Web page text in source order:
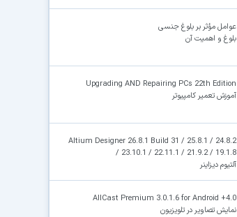
عوامل مؤثر بر بلوغ جنسی
بلوغ و اهمیت آن
Upgrading AND Repairing PCs 22th Edition
آموزش تعمیر کامپیوتر
Altium Designer 26.8.1 Build 31 / 25.8.1 / 24.8.2
/ 23.10.1 / 22.11.1 / 21.9.2 / 19.1.8
آلتیوم دیزاینر
AllCast Premium 3.0.1.6 for Android +4.0
نمایش تصاویر در تلویزیون